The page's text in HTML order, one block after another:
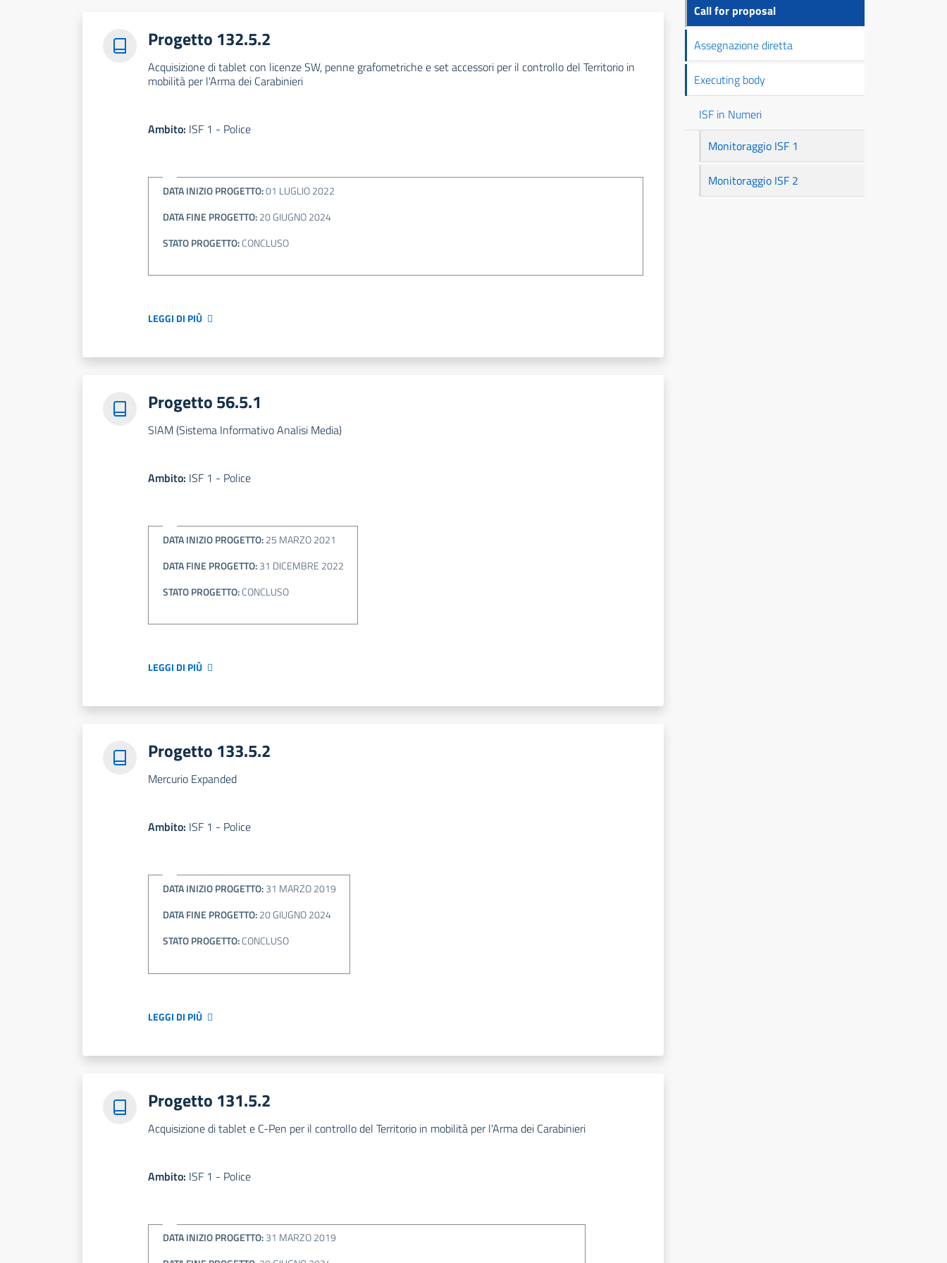
Progetto 132.5.2
Acquisizione di tablet con licenze SW, penne grafometriche e set accessori per il controllo del Territorio in
mobilità per l'Arma dei Carabinieri
Ambito: ISF 1 - Police
DATA INIZIO PROGETTO:01 LUGLIO 2022
DATA FINE PROGETTO:20 GIUGNO 2024
STATO PROGETTO:CONCLUSO
LEGGI DI PIÙ
Progetto 56.5.1
SIAM (Sistema Informativo Analisi Media)
Ambito: ISF 1 - Police
DATA INIZIO PROGETTO:25 MARZO 2021
DATA FINE PROGETTO:31 DICEMBRE 2022
STATO PROGETTO:CONCLUSO
LEGGI DI PIÙ
Progetto 133.5.2
Mercurio Expanded
Ambito: ISF 1 - Police
DATA INIZIO PROGETTO:31 MARZO 2019
DATA FINE PROGETTO:20 GIUGNO 2024
STATO PROGETTO:CONCLUSO
LEGGI DI PIÙ
Progetto 131.5.2
Acquisizione di tablet e C-Pen per il controllo del Territorio in mobilità per l'Arma dei Carabinieri
Ambito: ISF 1 - Police
DATA INIZIO PROGETTO:31 MARZO 2019
Call for proposal
Assegnazione diretta
Executing body
ISF in Numeri
Monitoraggio ISF 1
Monitoraggio ISF 2